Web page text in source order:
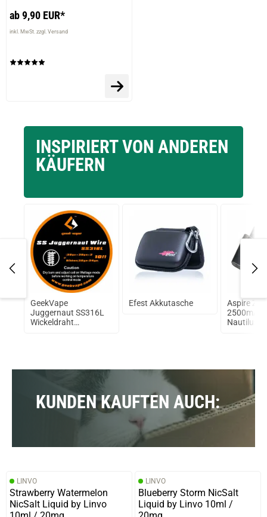
ab 9,90 EUR*
inkl. MwSt. zzgl. Versand
INSPIRIERT VON ANDEREN
KÄUFERN
GeekVape
Juggernaut SS316L
Wickeldraht
Efest Akkutasche
Aspire
2500mAh
Nautilus 2
KUNDEN KAUFTEN AUCH:
LINVO
Strawberry Watermelon
NicSalt Liquid by Linvo
LINVO
Blueberry Storm NicSalt
Liquid by Linvo 10ml /